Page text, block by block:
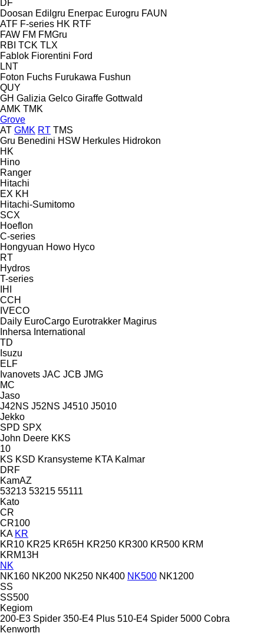
DF
Doosan Edilgru Enerpac Eurogru FAUN
ATF F-series HK RTF
FAW FM FMGru
RBI TCK TLX
Fablok Fiorentini Ford
LNT
Foton Fuchs Furukawa Fushun
QUY
GH Galizia Gelco Giraffe Gottwald
AMK TMK
Grove
AT GMK RT TMS
Gru Benedini HSW Herkules Hidrokon
HK
Hino
Ranger
Hitachi
EX KH
Hitachi-Sumitomo
SCX
Hoeflon
C-series
Hongyuan Howo Hyco
RT
Hydros
T-series
IHI
CCH
IVECO
Daily EuroCargo Eurotrakker Magirus
Inhersa International
TD
Isuzu
ELF
Ivanovets JAC JCB JMG
MC
Jaso
J42NS J52NS J4510 J5010
Jekko
SPD SPX
John Deere KKS
10
KS KSD Kransysteme KTA Kalmar
DRF
KamAZ
53213 53215 55111
Kato
CR
CR100
KA KR
KR10 KR25 KR65H KR250 KR300 KR500 KRM
KRM13H
NK
NK160 NK200 NK250 NK400 NK500 NK1200
SS
SS500
Kegiom
200-E3 Spider 350-E4 Plus 510-E4 Spider 5000 Cobra
Kenworth